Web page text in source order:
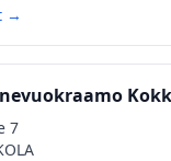
→
7